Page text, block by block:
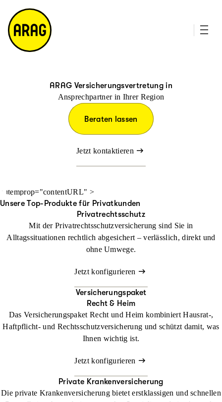
m
a
p
ARAG Versicherungsvertretung in
Ansprechpartner in Ihrer Region
Beraten lassen
Jetzt kontaktieren
" itemprop="contentURL" >
Unsere Top-Produkte für Privatkunden
Privatrechtsschutz
Mit der Privatrechtsschutzversicherung sind Sie in
Alltagssituationen rechtlich abgesichert – verlässlich, direkt und
ohne Umwege.
Jetzt konfigurieren
Versicherungspaket
Recht & Heim
Das Versicherungspaket Recht und Heim kombiniert Hausrat-,
Haftpflicht- und Rechtsschutzversicherung und schützt damit, was
Ihnen wichtig ist.
Jetzt konfigurieren
Private Krankenversicherung
Die private Krankenversicherung bietet erstklassigen und schnellen